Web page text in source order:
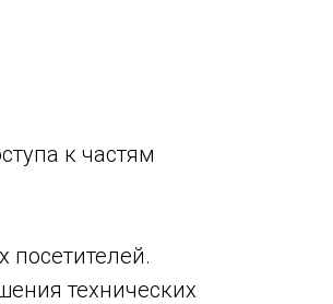
к частям
посетителей.
технических